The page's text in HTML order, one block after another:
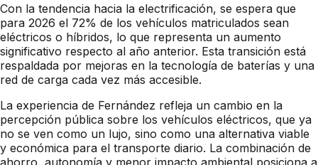
Con la tendencia hacia la electrificación, se espera que
para 2026 el 72% de los vehículos matriculados sean
eléctricos o híbridos, lo que representa un aumento
significativo respecto al año anterior. Esta transición está
respaldada por mejoras en la tecnología de baterías y una
red de carga cada vez más accesible.
La experiencia de Fernández refleja un cambio en la
percepción pública sobre los vehículos eléctricos, que ya
no se ven como un lujo, sino como una alternativa viable
y económica para el transporte diario. La combinación de
ahorro, autonomía y menor impacto ambiental posiciona a